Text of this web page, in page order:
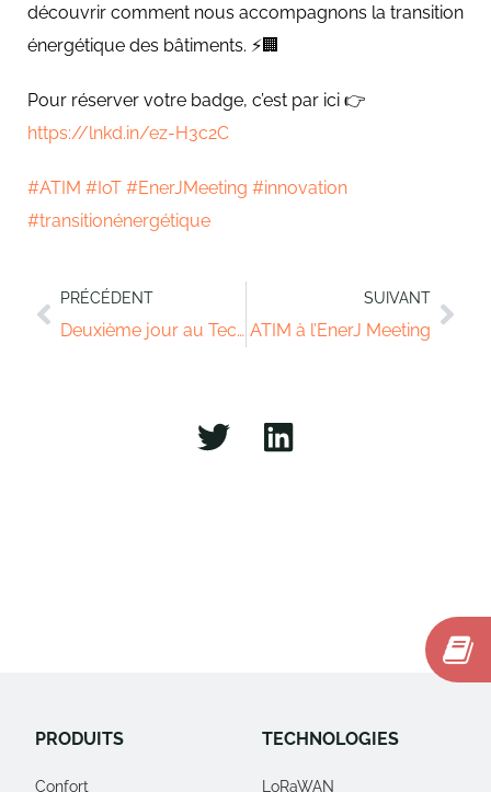
découvrir comment nous accompagnons la transition
énergétique des bâtiments. ⚡🏢
Pour réserver votre badge, c’est par ici 👉
https://lnkd.in/ez-H3c2C
#ATIM #IoT #EnerJMeeting #innovation
#transitionénergétique
PRÉCÉDENT
Deuxième jour au Tech&Fest
SUIVANT
ATIM à l’EnerJ Meeting
PRODUITS
Confort
TECHNOLOGIES
LoRaWAN